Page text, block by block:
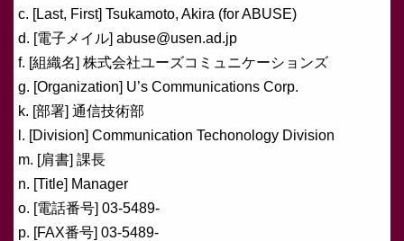
c. [Last, First] Tsukamoto, Akira (for ABUSE)
d. [電子メイル] abuse@usen.ad.jp
f. [組織名] 株式会社ユーズコミュニケーションズ
g. [Organization] U’s Communications Corp.
k. [部署] 通信技術部
l. [Division] Communication Techonology Division
m. [肩書] 課長
n. [Title] Manager
o. [電話番号] 03-5489-
p. [FAX番号] 03-5489-